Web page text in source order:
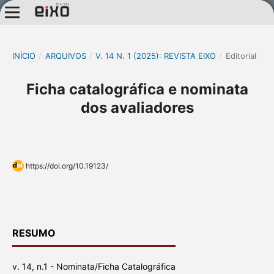
INÍCIO / ARQUIVOS / V. 14 N. 1 (2025): REVISTA EIXO / Editorial
Ficha catalográfica e nominata
dos avaliadores
https://doi.org/10.19123/
RESUMO
v. 14, n.1 - Nominata/Ficha Catalográfica